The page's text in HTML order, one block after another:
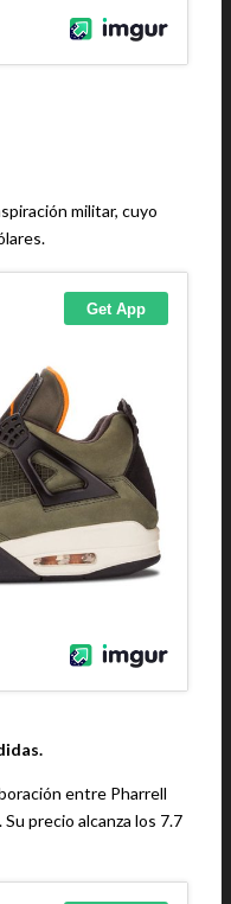
militar, cuyo
entre Pharrell
precio alcanza los 7.7